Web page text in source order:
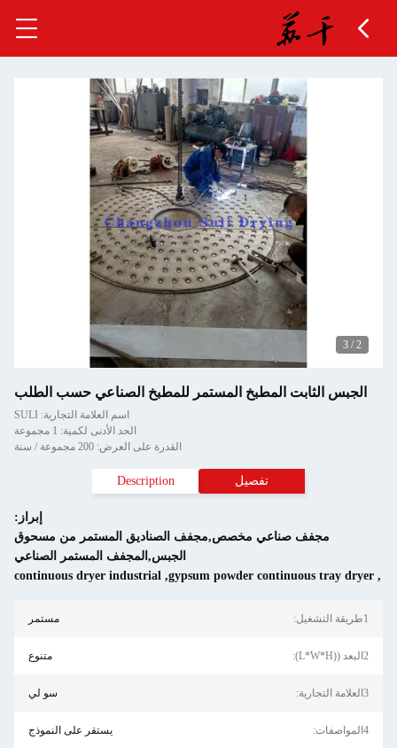
الثابت المطبخ المستمر للمطبخ الصناعي حسب الطلب
اسم العلامة التجارية: SULI
الحد الأدنى لكمية: 1 مجموعة
القدرة على العرض: 200 مجموعة / سنة
Description
مجفف صناعي مخصص,مجفف الصناديق المستمر من مسحوق
الجبس,المجفف المستمر الصناعي
gypsum powder continuous
,
continuous dryer industrial
يستقر على النموذج